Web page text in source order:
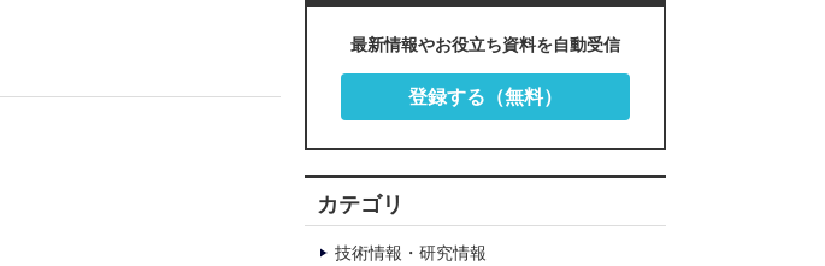
最新情報やお役立ち資料を自動受信
登録する（無料）
カテゴリ
技術情報・研究情報